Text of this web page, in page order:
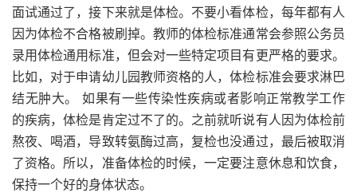
面试通过了，接下来就是体检。不要小看体检，每年都有人
因为体检不合格被刷掉。教师的体检标准通常会参照公务员
录用体检通用标准，但会对一些特定项目有更严格的要求。
比如，对于申请幼儿园教师资格的人，体检标准会要求淋巴
结无肿大。 如果有一些传染性疾病或者影响正常教学工作
的疾病，体检是肯定过不了的。之前就听说有人因为体检前
熬夜、喝酒，导致转氨酶过高，复检也没通过，最后被取消
了资格。所以，准备体检的时候，一定要注意休息和饮食，
保持一个好的身体状态。